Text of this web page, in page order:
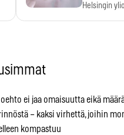
Helsingin
ei jaa omaisuutta eikä
– kaksi virhettä, joihin
kompastuu